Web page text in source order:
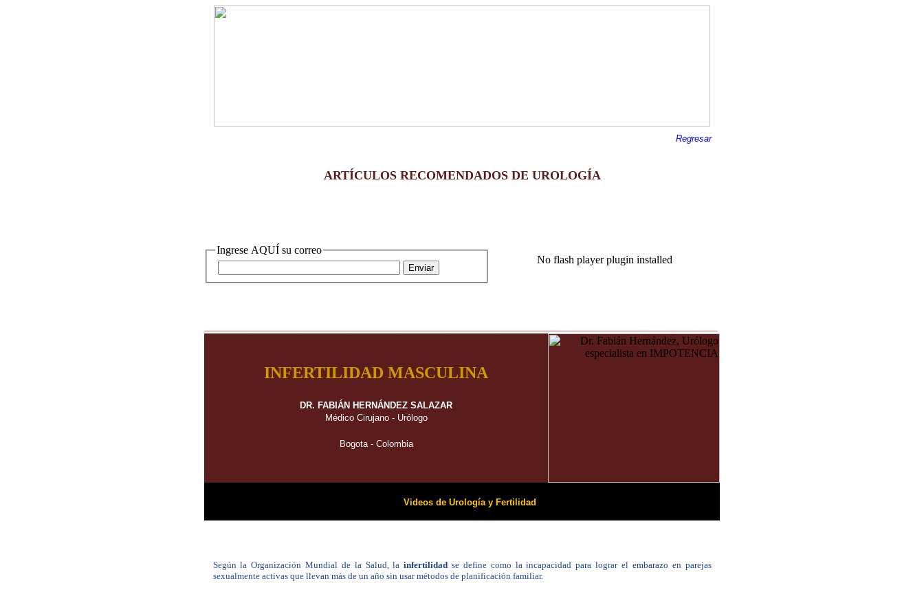
Regresar
ARTÍCULOS RECOMENDADOS DE UROLOGÍA
No flash player plugin installed
Ingrese AQUÍ su correo
INFERTILIDAD MASCULINA
DR. FABIÁN HERNÁNDEZ SALAZAR
Médico Cirujano - Urólogo
Bogota - Colombia
Videos de Urología y Fertilidad
Según la Organización Mundial de la Salud, lainfertilidad se define como la incapacidad para lograr el embarazo en parejas
sexualmente activas que llevan más de un año sin usar métodos de planificación familiar.